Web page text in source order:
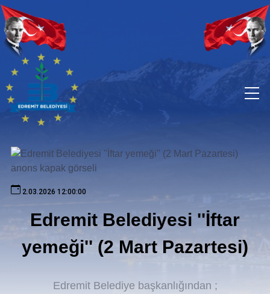
2.03.2026 12:00:00
Edremit Belediyesi ''İftar
yemeği'' (2 Mart Pazartesi)
Edremit Belediye başkanlığından ;